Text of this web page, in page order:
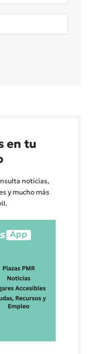
en tu
noticias,
y mucho más